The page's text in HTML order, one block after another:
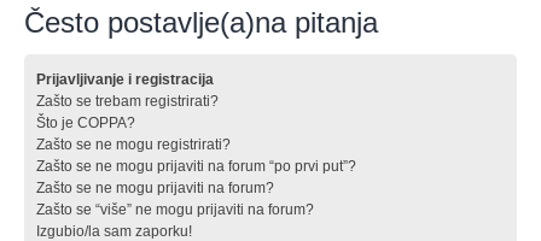
Često postavlje(a)na pitanja
Prijavljivanje i registracija
Zašto se trebam registrirati?
Što je COPPA?
Zašto se ne mogu registrirati?
Zašto se ne mogu prijaviti na forum “po prvi put”?
Zašto se ne mogu prijaviti na forum?
Zašto se “više” ne mogu prijaviti na forum?
Izgubio/la sam zaporku!